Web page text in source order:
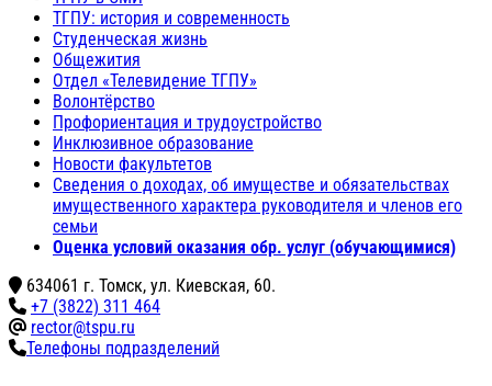
ТГПУ: история и современность
Студенческая жизнь
Общежития
Отдел «Телевидение ТГПУ»
Волонтёрство
Профориентация и трудоустройство
Инклюзивное образование
Новости факультетов
Сведения о доходах, об имуществе и обязательствах
имущественного характера руководителя и членов его
семьи
Оценка условий оказания обр. услуг (обучающимися)
634061 г. Томск, ул. Киевская, 60.
+7 (3822) 311 464
rector@tspu.ru
Телефоны подразделений